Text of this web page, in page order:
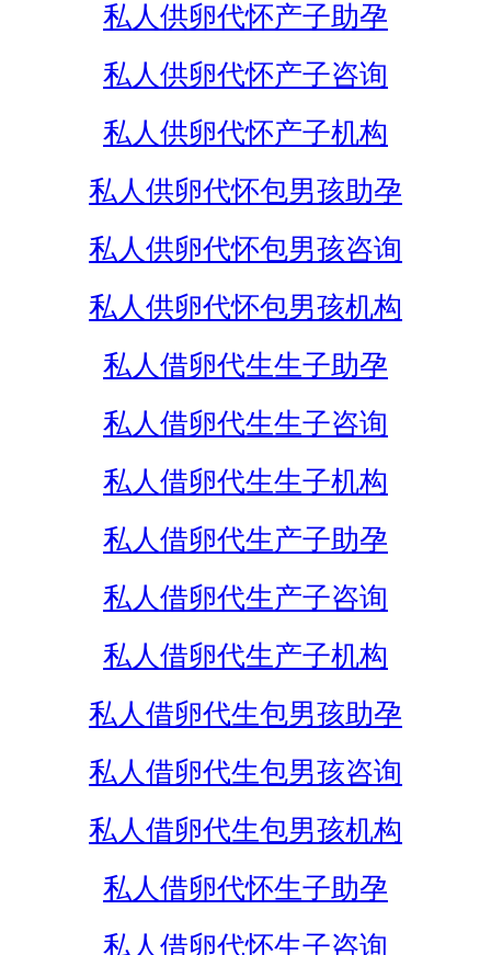
私人供卵代怀产子助孕
私人供卵代怀产子咨询
私人供卵代怀产子机构
私人供卵代怀包男孩助孕
私人供卵代怀包男孩咨询
私人供卵代怀包男孩机构
私人借卵代生生子助孕
私人借卵代生生子咨询
私人借卵代生生子机构
私人借卵代生产子助孕
私人借卵代生产子咨询
私人借卵代生产子机构
私人借卵代生包男孩助孕
私人借卵代生包男孩咨询
私人借卵代生包男孩机构
私人借卵代怀生子助孕
私人借卵代怀生子咨询